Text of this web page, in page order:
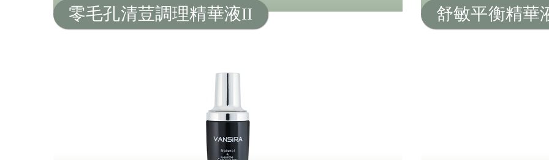
零毛孔清荳調理精華液II 舒敏平衡精華